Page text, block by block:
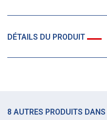
DÉTAILS DU PRODUIT
8 AUTRES PRODUITS